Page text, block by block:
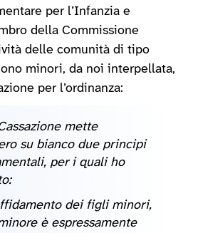
per l’Infanzia e
della Commissione
delle comunità di tipo
minori, da noi interpellata,
per l’ordinanza:
mette
su bianco due principi
per i quali ho
dei figli minori,
è espressamente